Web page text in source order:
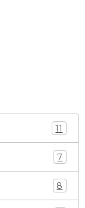
11
7
8